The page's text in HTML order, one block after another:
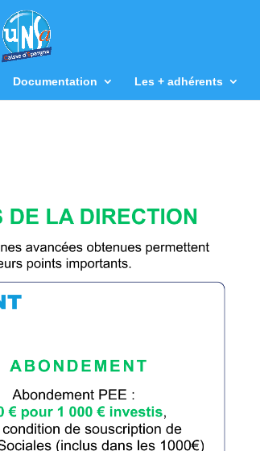
Documentation Les + adhérents